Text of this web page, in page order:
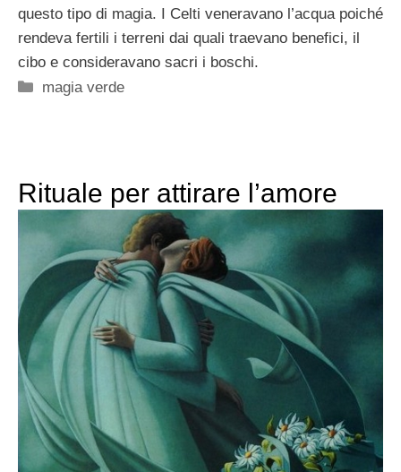
questo tipo di magia. I Celti veneravano l’acqua poiché
rendeva fertili i terreni dai quali traevano benefici, il
cibo e consideravano sacri i boschi.
Categorie
magia verde
Rituale per attirare l’amore